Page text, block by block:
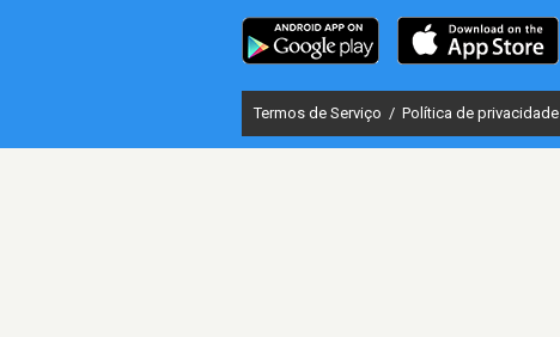
Termos de Serviço / Política de privacidade